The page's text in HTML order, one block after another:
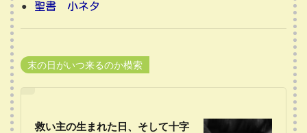
聖書 小ネタ
末の日がいつ来るのか模索
救い主の生まれた日、そして十字